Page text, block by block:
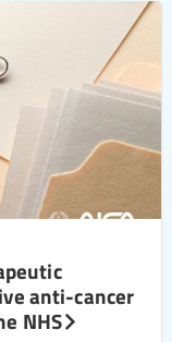
anti-cancer
NHS